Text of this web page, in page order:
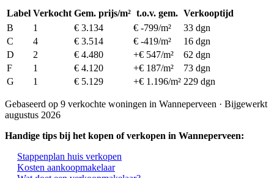
Label Verkocht Gem. prijs/m² t.o.v. gem. Verkooptijd
B
1 € 3.134 € -799/m²
33 dgn
C
4 € 3.514 € -419/m²
16 dgn
D
2 € 4.480 +€ 547/m²
62 dgn
F
1 € 4.120 +€ 187/m²
73 dgn
G
1 € 5.129 +€ 1.196/m² 229 dgn
Gebaseerd op 9 verkochte woningen in Wanneperveen · Bijgewerkt
augustus 2026
Handige tips bij het kopen of verkopen in Wanneperveen:
Stappenplan huis verkopen
Kosten aankoopmakelaar